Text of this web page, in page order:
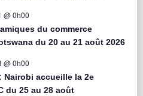
@ 0h00
du commerce
du 20 au 21 août 2026
@ 0h00
Nairobi accueille la 2e
du 25 au 28 août